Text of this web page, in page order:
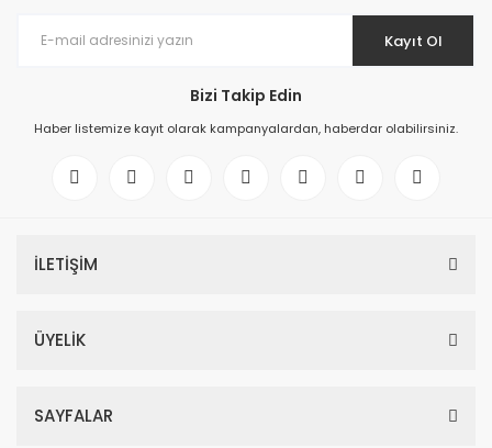
Kayıt Ol
Bizi Takip Edin
Haber listemize kayıt olarak kampanyalardan, haberdar olabilirsiniz.
İLETİŞİM
ÜYELİK
SAYFALAR